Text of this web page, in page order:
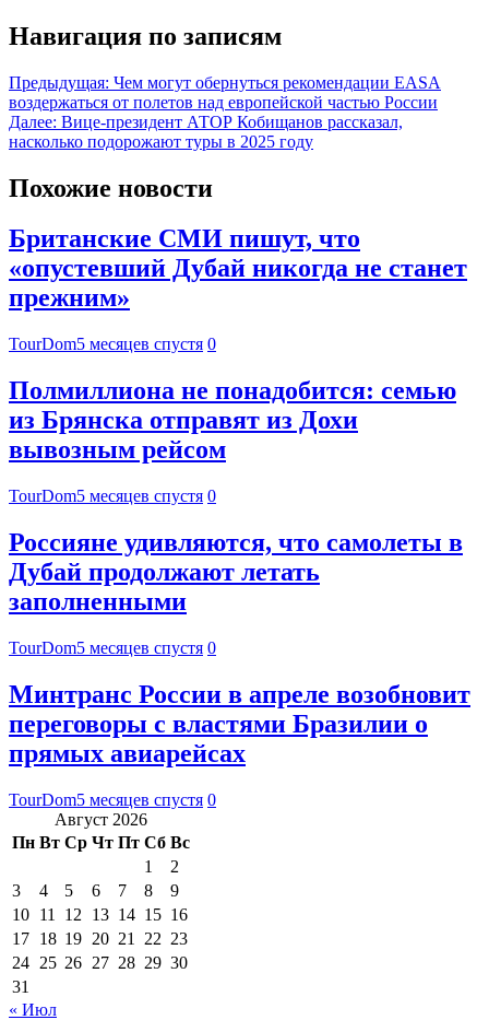
Навигация по записям
Предыдущая: Чем могут обернуться рекомендации EASA
воздержаться от полетов над европейской частью России
Далее: Вице-президент АТОР Кобищанов рассказал,
насколько подорожают туры в 2025 году
Похожие новости
Британские СМИ пишут, что
«опустевший Дубай никогда не станет
прежним»
TourDom5 месяцев спустя 0
Полмиллиона не понадобится: семью
из Брянска отправят из Дохи
вывозным рейсом
TourDom5 месяцев спустя 0
Россияне удивляются, что самолеты в
Дубай продолжают летать
заполненными
TourDom5 месяцев спустя 0
Минтранс России в апреле возобновит
переговоры с властями Бразилии о
прямых авиарейсах
TourDom5 месяцев спустя 0
Август 2026
Пн Вт Ср Чт Пт Сб Вс
1
2
3
4 5 6 7 8
9
10 11 12 13 14 15 16
17 18 19 20 21 22 23
24 25 26 27 28 29 30
31
« Июл